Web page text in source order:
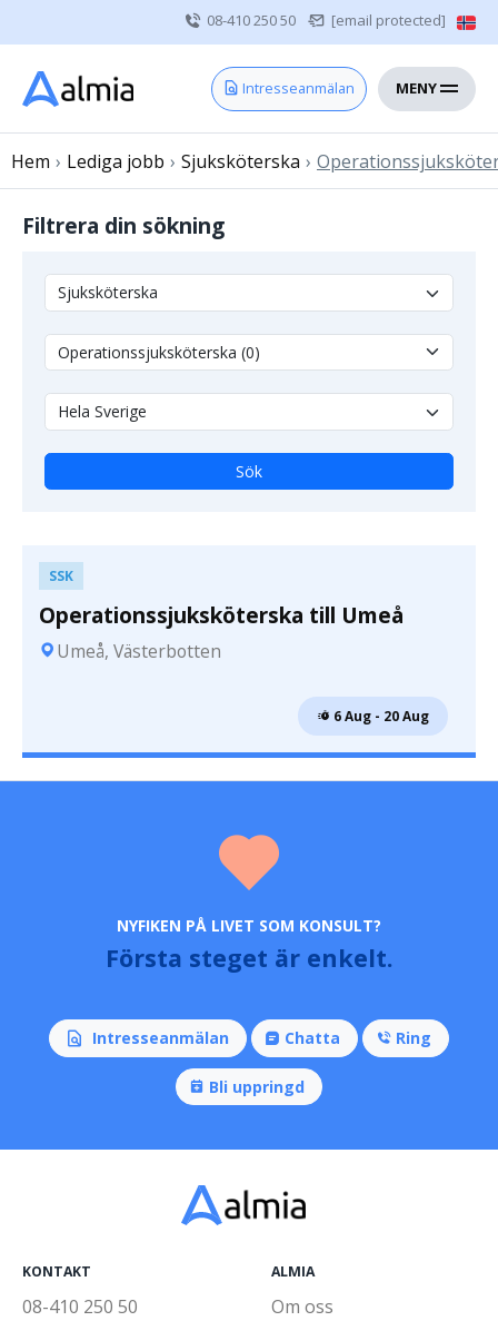
08-410 250 50 [email protected]
Intresseanmälan MENY
Hem
Vårdgivare
Om oss
Kontakt
Övrig vårdpersonal
Hem › Lediga jobb › Sjuksköterska ›
Filtrera din sökning
Sök
SSK
Operationssjuksköterska till Umeå
Umeå, Västerbotten
6 Aug - 20 Aug
NYFIKEN PÅ LIVET SOM KONSULT?
Första steget är enkelt.
Intresseanmälan Chatta Ring
Bli uppringd
KONTAKT
08-410 250 50
ALMIA
Om oss